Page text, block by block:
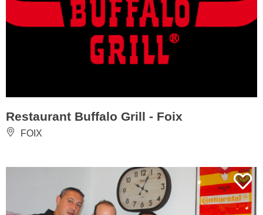
Restaurant Buffalo Grill - Foix
FOIX